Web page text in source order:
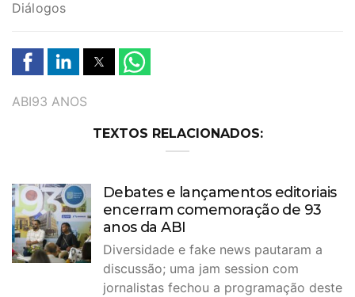
Diálogos
TAGS
ABI93 ANOS
TEXTOS RELACIONADOS:
Debates e lançamentos editoriais
encerram comemoração de 93
anos da ABI
Diversidade e fake news pautaram a
discussão; uma jam session com
jornalistas fechou a programação deste